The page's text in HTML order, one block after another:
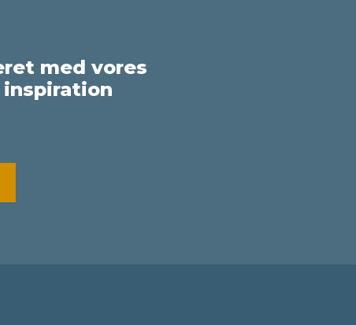
med vores